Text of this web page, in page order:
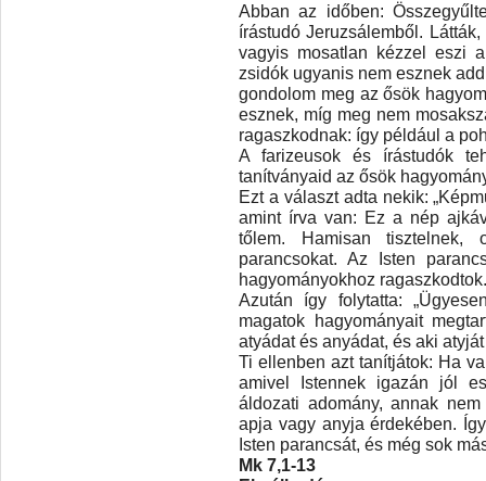
Abban az időben:
írástudó Jeruzsálemből.
vagyis mosatlan kézzel eszi
zsidók ugyanis nem esznek
gondolom meg az ősök
esznek, míg meg nem
ragaszkodnak: így például a
A farizeusok és írástudók
tanítványaid az ősök
Ezt a választ adta nekik:
amint írva van: Ez a nép
tőlem. Hamisan tisztelnek,
parancsokat. Az Isten
hagyományokhoz
Azután így folytatta:
magatok hagyományait
atyádat és anyádat, és aki
Ti ellenben azt tanítjátok: Ha
amivel Istennek igazán jól
áldozati adomány, annak
apja vagy anyja érdekében.
Isten parancsát, és még sok
Mk 7,1-13